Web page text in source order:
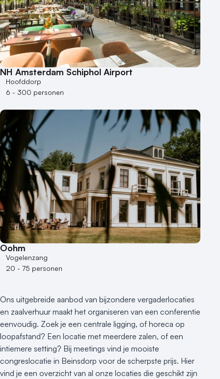
NH Amsterdam Schiphol Airport
Hoofddorp
6 - 300 personen
Oohm
Vogelenzang
20 - 75 personen
Ons uitgebreide aanbod van bijzondere vergaderlocaties
en zaalverhuur maakt het organiseren van een conferentie
eenvoudig. Zoek je een centrale ligging, of horeca op
loopafstand? Een locatie met meerdere zalen, of een
intiemere setting? Bij meetings vind je mooiste
congreslocatie in Beinsdorp voor de scherpste prijs. Hier
vind je een overzicht van al onze locaties die geschikt zijn